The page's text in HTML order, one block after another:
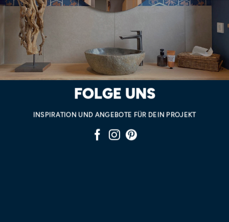
FOLGE UNS
INSPIRATION UND ANGEBOTE FÜR DEIN PROJEKT